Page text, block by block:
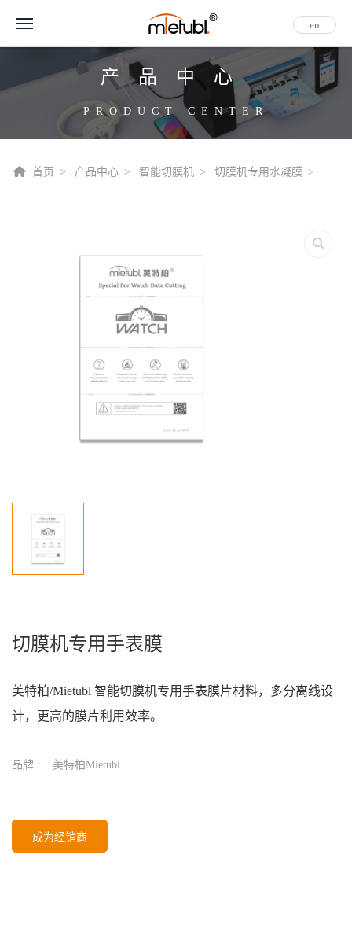
en
产品中心
PRODUCT CENTER
首页 产品中心 智能切膜机 切膜机专用水凝膜
切膜机专用手表膜
美特柏/Mietubl 智能切膜机专用手表膜片材料，多分离线设
计，更高的膜片利用效率。
品牌 : 美特柏Mietubl
成为经销商